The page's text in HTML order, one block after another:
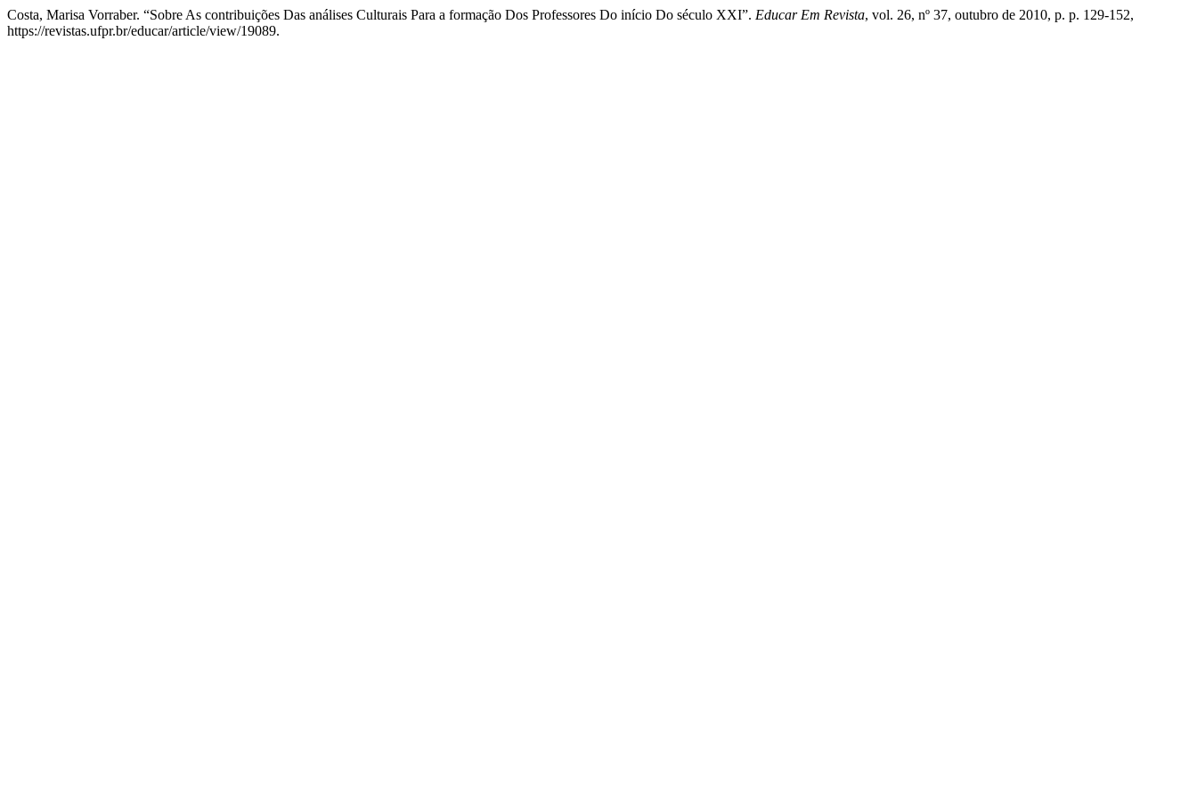
Costa, Marisa Vorraber. “Sobre As contribuições Das análises Culturais Para a formação Dos Professores Do início Do século XXI”. Educar Em Revista, vol. 26, nº 37, outubro de 2010, p. p. 129-152,
https://revistas.ufpr.br/educar/article/view/19089.